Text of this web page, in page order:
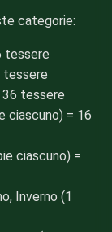
categorie:
tessere
tessere
36 tessere
ciascuno) = 16
ciascuno) =
Inverno (1